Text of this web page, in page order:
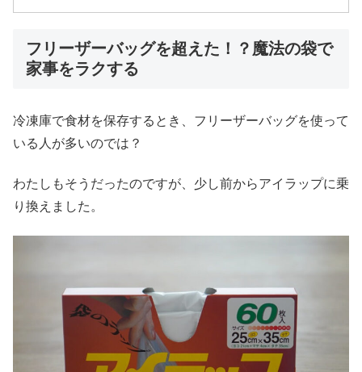
フリーザーバッグを超えた！？魔法の袋で
家事をラクする
冷凍庫で食材を保存するとき、フリーザーバッグを使って
いる人が多いのでは？
わたしもそうだったのですが、少し前からアイラップに乗
り換えました。